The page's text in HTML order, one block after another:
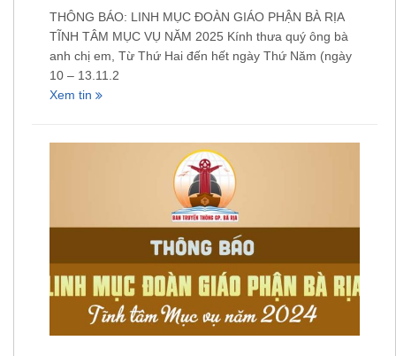
THÔNG BÁO: LINH MỤC ĐOÀN GIÁO PHẬN BÀ RỊA
TĨNH TÂM MỤC VỤ NĂM 2025 Kính thưa quý ông bà
anh chị em, Từ Thứ Hai đến hết ngày Thứ Năm (ngày
10 – 13.11.2
Xem tin